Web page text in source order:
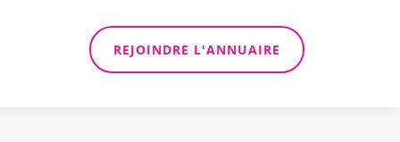
REJOINDRE L'ANNUAIRE